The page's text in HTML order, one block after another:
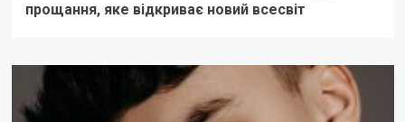
прощання, яке відкриває новий всесвіт